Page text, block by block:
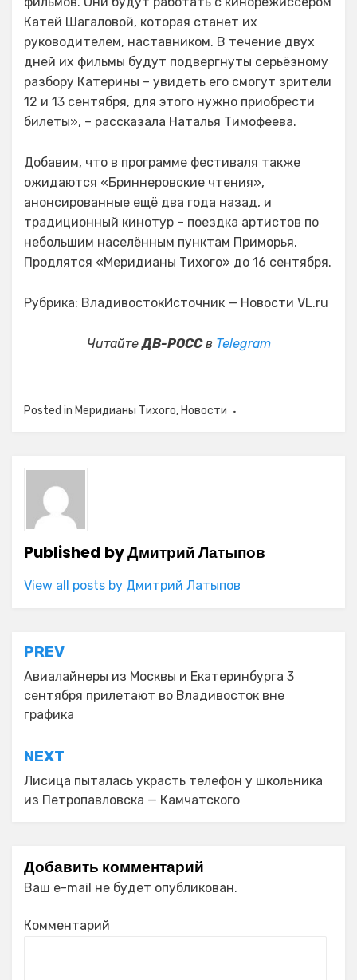
Катей Шагаловой, которая станет их
руководителем, наставником. В течение двух
дней их фильмы будут подвергнуты серьёзному
разбору Катерины – увидеть его смогут зрители
12 и 13 сентября, для этого нужно приобрести
билеты», – рассказала Наталья Тимофеева.
Добавим, что в программе фестиваля также
ожидаются «Бриннеровские чтения»,
анонсированные ещё два года назад, и
традиционный кинотур – поездка артистов по
небольшим населённым пунктам Приморья.
Продлятся «Меридианы Тихого» до 16 сентября.
Рубрика: ВладивостокИсточник — Новости VL.ru
ЧитайтеДВ-РОССв Telegram
Posted in Меридианы Тихого, Новости
Published byДмитрий Латыпов
View all posts by Дмитрий Латыпов
Навигация
по
записям
PREV
Авиалайнеры из Москвы и Екатеринбурга 3
сентября прилетают во Владивосток вне
графика
NEXT
Лисица пыталась украсть телефон у школьника
из Петропавловска — Камчатского
Добавить комментарий
Ваш e-mail не будет опубликован.
Комментарий